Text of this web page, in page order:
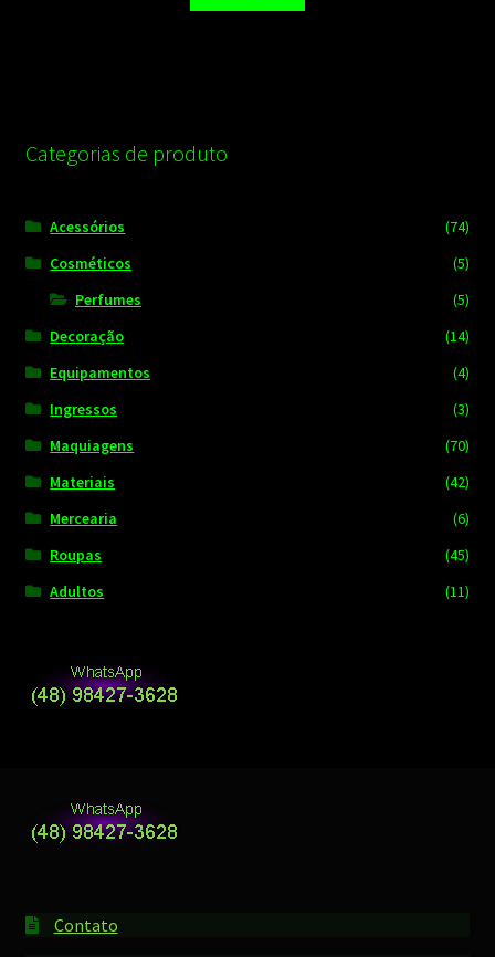
Categorias de produto
Acessórios
(74)
Cosméticos
(5)
Perfumes
(5)
Decoração
(14)
Equipamentos
(4)
Ingressos
(3)
Maquiagens
(70)
Materiais
(42)
Mercearia
(6)
Roupas
(45)
Adultos
(11)
Contato